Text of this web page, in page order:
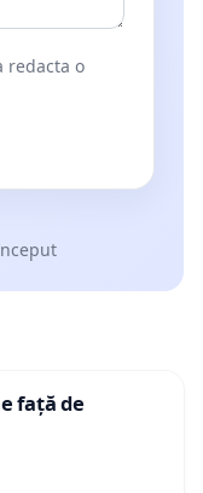
redacta o
față de